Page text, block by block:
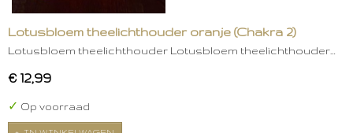
Lotusbloem theelichthouder oranje (Chakra 2)
Lotusbloem theelichthouder Lotusbloem theelichthouder…
€ 12,99
✓ Op voorraad